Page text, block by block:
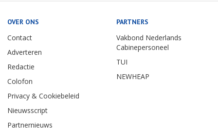
OVER ONS
Contact
Adverteren
Redactie
Colofon
Privacy & Cookiebeleid
Nieuwsscript
Partnernieuws
PARTNERS
Vakbond Nederlands
Cabinepersoneel
TUI
NEWHEAP